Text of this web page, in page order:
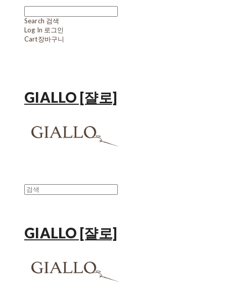
Search 검색
Log In 로그인
Cart장바구니
GIALLO [쟐로]
GIALLO [쟐로]